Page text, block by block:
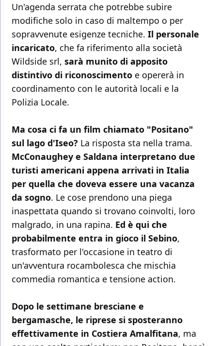
Un'agenda serrata che potrebbe subire
modifiche solo in caso di maltempo o per
sopravvenute esigenze tecniche. Il personale
incaricato, che fa riferimento alla società
Wildside srl, sarà munito di apposito
distintivo di riconoscimento e opererà in
coordinamento con le autorità locali e la
Polizia Locale.
Ma cosa ci fa un film chiamato "Positano"
sul lago d'Iseo? La risposta sta nella trama.
McConaughey e Saldana interpretano due
turisti americani appena arrivati in Italia
per quella che doveva essere una vacanza
da sogno. Le cose prendono una piega
inaspettata quando si trovano coinvolti, loro
malgrado, in una rapina. Ed è qui che
probabilmente entra in gioco il Sebino,
trasformato per l'occasione in teatro di
un'avventura rocambolesca che mischia
commedia romantica e tensione action.
Dopo le settimane bresciane e
bergamasche, le riprese si sposteranno
effettivamente in Costiera Amalfitana, ma